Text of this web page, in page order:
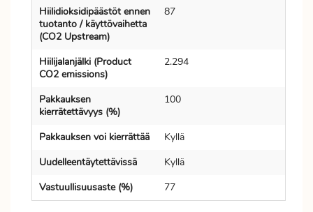
Hiilidioksidipäästöt ennen
tuotanto / käyttövaihetta
(CO2 Upstream)
87
Hiilijalanjälki (Product
CO2 emissions)
2.294
Pakkauksen
kierrätettävyys (%)
100
Pakkauksen voi kierrättää
Kyllä
Uudelleentäytettävissä
Kyllä
Vastuullisuusaste (%)
77